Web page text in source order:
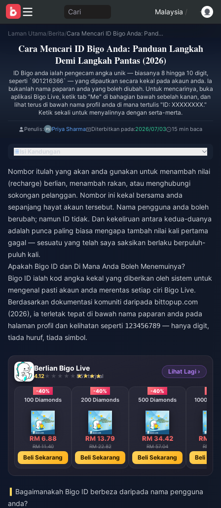
Cari Malaysia /
Laman Utama/Berita/ Cara Mencari ID Bigo Anda: Panduan Langkah Demi Langkah Pantas (2026)
Cara Mencari ID Bigo Anda: Panduan Langkah
Demi Langkah Pantas (2026)
ID Bigo anda ialah pengecam angka unik — biasanya 8 hingga 10 digit,
seperti `901216366` — yang dipautkan secara kekal pada akaun anda. Ia
bukanlah nama paparan anda yang boleh diubah. Untuk mencarinya, buka
aplikasi Bigo Live, ketik tab "Me" di bahagian bawah sebelah kanan, dan
lihat terus di bawah nama profil anda di mana tertulis "ID: XXXXXXXX."
Ketik sekali untuk menyalinnya dengan serta-merta.
Penulis: Priya Sharma Diterbitkan pada:2026/07/03 15 min baca
Isi Kandungan
Nombor itulah yang akan anda gunakan untuk menambah nilai
(recharge) berlian, menambah rakan, atau menghubungi
sokongan pelanggan. Nombor ini kekal bersama anda
sepanjang hayat akaun tersebut. Nama pengguna anda boleh
berubah; namun ID tidak. Dan kekeliruan antara kedua-duanya
adalah punca paling biasa mengapa tambah nilai kali pertama
gagal — sesuatu yang telah saya saksikan berlaku berpuluh-
puluh kali.
Apakah Bigo ID dan Di Mana Anda Boleh Menemuinya?
Bigo ID ialah kod angka kekal yang diberikan oleh sistem untuk
mengenal pasti akaun anda merentas setiap ciri Bigo Live.
Berdasarkan dokumentasi komuniti daripada bittopup.com
(2026), ia terletak tepat di bawah nama paparan anda pada
halaman profil dan kelihatan seperti 123456789 — hanya digit,
tiada huruf, tiada simbol.
Berlian Bigo Live
4.12 857 terjual
Lihat Lagi ›
-40%
100 Diamonds
RM 6.88
RM 11.40
Beli Sekarang
-40%
200 Diamonds
RM 13.79
RM 22.82
Beli Sekarang
-40%
500 Diamonds
RM 34.42
RM 57.04
Beli Sekarang
1000
RM
RM
Beli
Bagaimanakah Bigo ID berbeza daripada nama pengguna
anda?